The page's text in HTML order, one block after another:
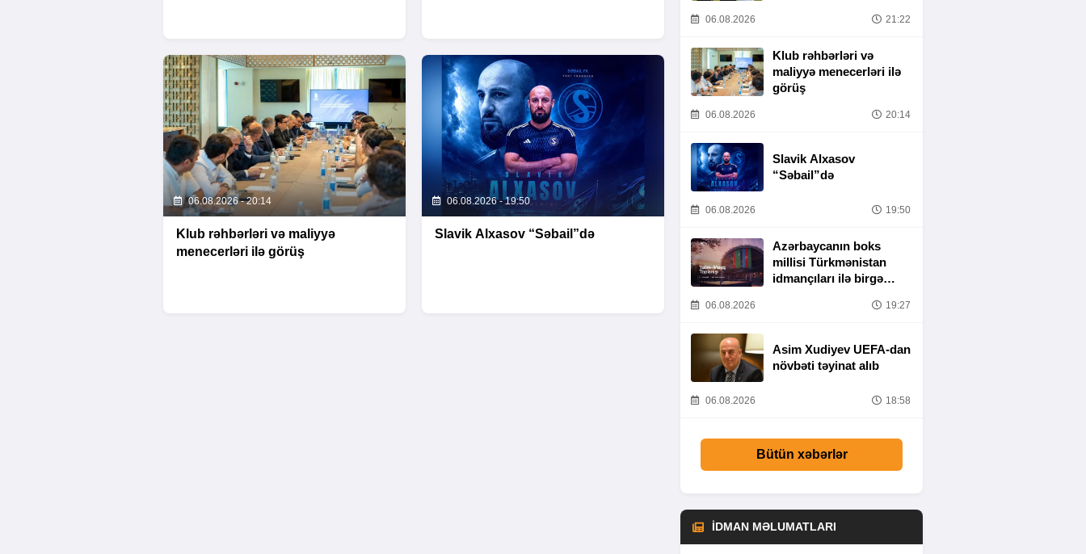
06.08.2026 - 20:14
Klub rəhbərləri və maliyyə
menecerləri ilə görüş
06.08.2026 - 19:50
Slavik Alxasov “Səbail”də
06.08.2026 21:22
Klub rəhbərləri və
maliyyə menecerləri ilə
görüş
06.08.2026 20:14
Slavik Alxasov
“Səbail”də
06.08.2026 19:50
Azərbaycanın boks
millisi Türkmənistan
idmançıları ilə birgə
06.08.2026 19:27
Asim Xudiyev UEFA-dan
növbəti təyinat alıb
06.08.2026 18:58
Bütün xəbərlər
İDMAN MƏLUMATLARI